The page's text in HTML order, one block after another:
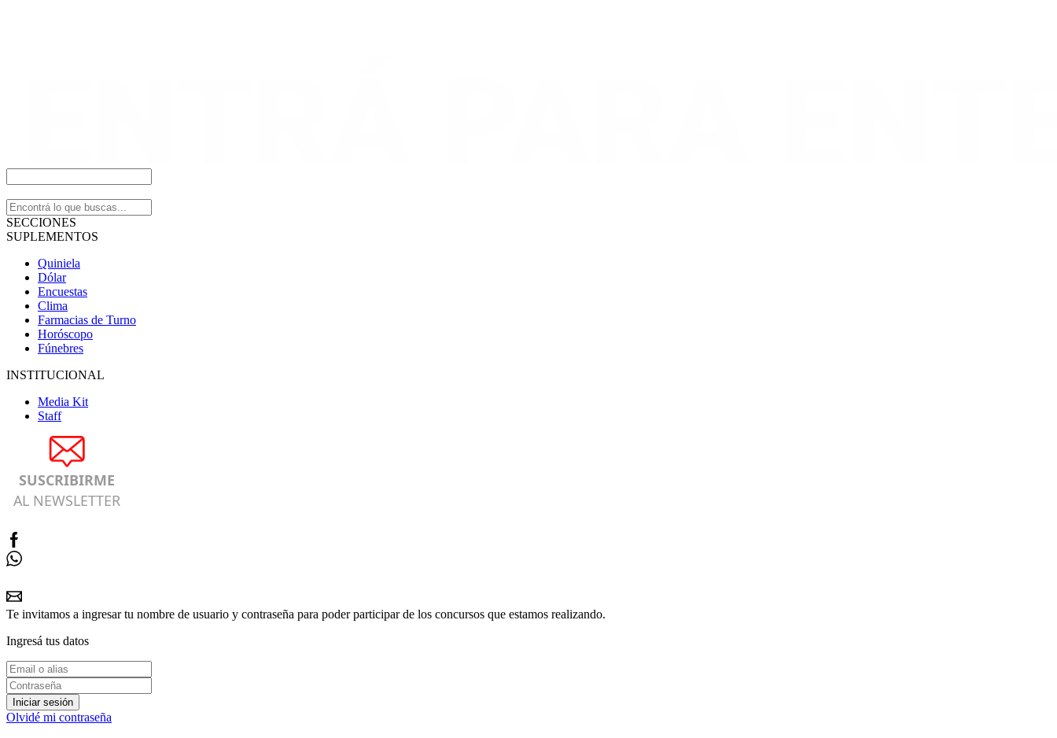
SECCIONES
SUPLEMENTOS
Quiniela
Dólar
Encuestas
Clima
Farmacias de Turno
Horóscopo
Fúnebres
INSTITUCIONAL
Media Kit
Staff
SUSCRIBIRME
AL NEWSLETTER
Te invitamos a ingresar tu nombre de usuario y contraseña para poder participar de los concursos que estamos realizando.
Ingresá tus datos
Iniciar sesión
Olvidé mi contraseña